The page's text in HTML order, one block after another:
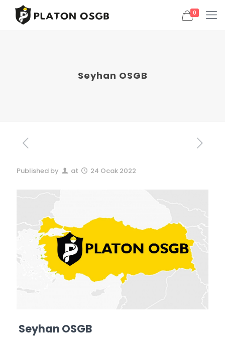
0
Seyhan OSGB
Published by at 24 Ocak 2022
Seyhan OSGB